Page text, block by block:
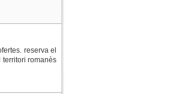
reserva el
territori romanès